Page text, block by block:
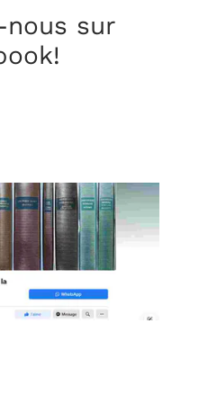
nous sur